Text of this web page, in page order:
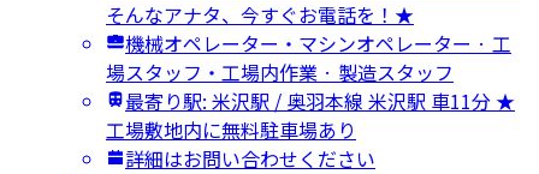
そんなアナタ、今すぐお電話を！★
機械オペレーター・マシンオペレーター · 工
場スタッフ・工場内作業 · 製造スタッフ
最寄り駅: 米沢駅 / 奥羽本線 米沢駅 車11分 ★
工場敷地内に無料駐車場あり
詳細はお問い合わせください